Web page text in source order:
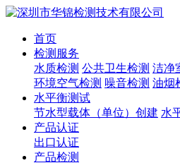
首页
检测服务
水质检测 公共卫生检测 洁净
环境空气检测 噪音检测 油烟
水平衡测试
节水型载体（单位）创建 水
产品认证
出口认证
产品检测